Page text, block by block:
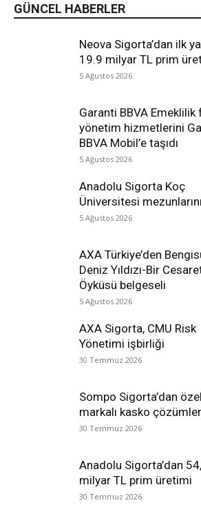
GÜNCEL HABERLER
Neova Sigorta’dan ilk
19.9 milyar TL prim
5 Ağustos 2026
Garanti BBVA Emeklilik
yönetim hizmetlerini
BBVA Mobil’e taşıdı
5 Ağustos 2026
Anadolu Sigorta Koç
Üniversitesi
5 Ağustos 2026
AXA Türkiye’den
Deniz Yıldızı-Bir
Öyküsü belgeseli
5 Ağustos 2026
AXA Sigorta, CMU Risk
Yönetimi işbirliği
30 Temmuz 2026
Sompo Sigorta’dan özel
markalı kasko
30 Temmuz 2026
Anadolu Sigorta’dan
milyar TL prim üretimi
30 Temmuz 2026